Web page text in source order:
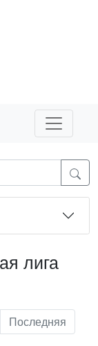
лига
Последняя